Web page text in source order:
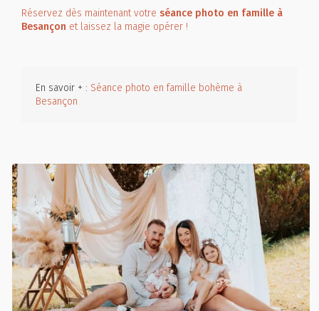
Réservez dès maintenant votre séance photo en famille à
Besançon et laissez la magie opérer !
En savoir + : Séance photo en famille bohème à
Besançon